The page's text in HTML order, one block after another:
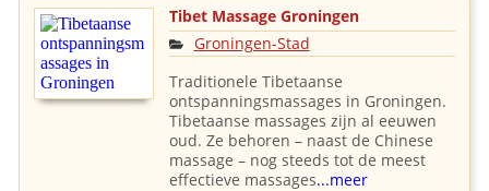
Tibet Massage Groningen
Groningen-Stad
Traditionele Tibetaanse
ontspanningsmassages in Groningen.
Tibetaanse massages zijn al eeuwen
oud. Ze behoren – naast de Chinese
massage – nog steeds tot de meest
effectieve massages...meer